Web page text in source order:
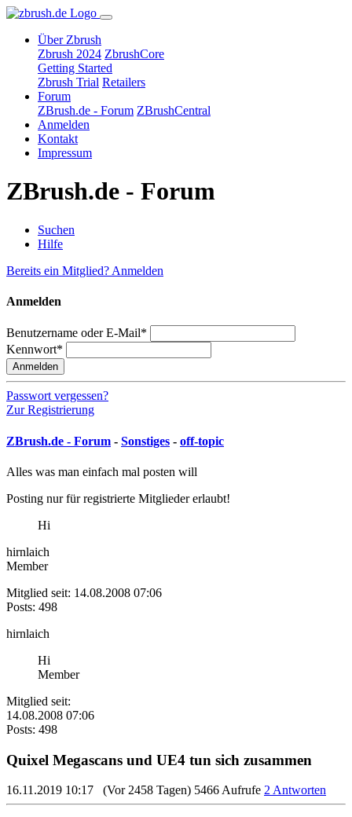
Über Zbrush
Zbrush 2024 ZbrushCore
Getting Started
Zbrush Trial Retailers
Forum
ZBrush.de - Forum ZBrushCentral
Anmelden
Kontakt
Impressum
ZBrush.de - Forum
Suchen
Hilfe
Bereits ein Mitglied? Anmelden
Anmelden
Benutzername oder E-Mail*
Kennwort*
Anmelden
Passwort vergessen?
Zur Registrierung
ZBrush.de - Forum - Sonstiges - off-topic
Alles was man einfach mal posten will
Posting nur für registrierte Mitglieder erlaubt!
Hi
hirnlaich
Member
Mitglied seit: 14.08.2008 07:06
Posts: 498
hirnlaich
Hi
Member
Mitglied seit:
14.08.2008 07:06
Posts: 498
Quixel Megascans und UE4 tun sich zusammen
16.11.2019 10:17 (Vor 2458 Tagen) 5466 Aufrufe 2 Antworten